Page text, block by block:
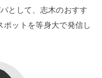
として、志木のおすす
ットを等身大で発信し